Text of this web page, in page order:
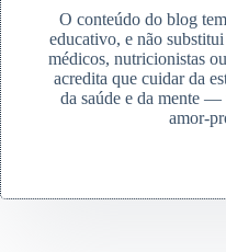
O conteúdo do blog
educativo, e não
médicos, nutricionistas
acredita que cuidar da
da saúde e da mente
amor-